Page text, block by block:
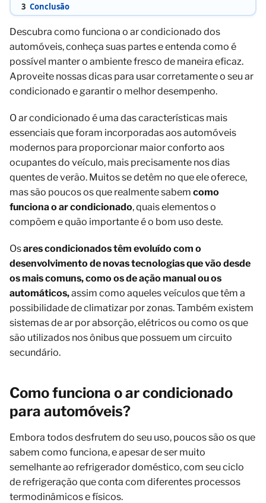
3 Conclusão
Descubra como funciona o ar condicionado dos
automóveis, conheça suas partes e entenda como é
possível manter o ambiente fresco de maneira eficaz.
Aproveite nossas dicas para usar corretamente o seu ar
condicionado e garantir o melhor desempenho.
O ar condicionado é uma das características mais
essenciais que foram incorporadas aos automóveis
modernos para proporcionar maior conforto aos
ocupantes do veículo, mais precisamente nos dias
quentes de verão. Muitos se detêm no que ele oferece,
mas são poucos os que realmente sabem como
funciona o arcondicionado, quais elementos o
compõem e quão importante é o bom uso deste.
Osares condicionados têm evoluído com o
desenvolvimento de novas tecnologias que vão desde
os mais comuns, como os de ação manual ou os
automáticos,assim como aqueles veículos que têm a
possibilidade de climatizar por zonas. Também existem
sistemas de ar por absorção, elétricos ou como os que
são utilizados nos ônibus que possuem um circuito
secundário.
Como funciona o ar condicionado
para automóveis?
Embora todos desfrutem do seu uso, poucos são os que
sabem como funciona, e apesar de ser muito
semelhante ao refrigerador doméstico, com seu ciclo
de refrigeração que conta com diferentes processos
termodinâmicos e físicos.